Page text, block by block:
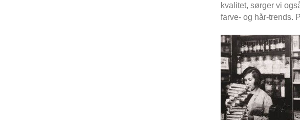
kvalitet, sørger vi
farve- og hår-trends.